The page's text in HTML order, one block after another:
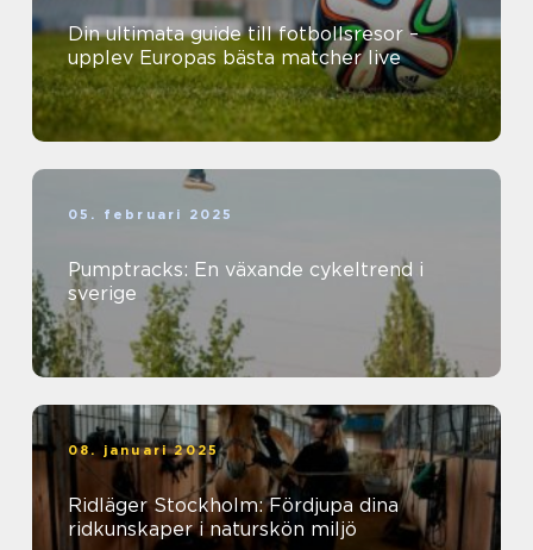
Din ultimata guide till fotbollsresor –
upplev Europas bästa matcher live
05. februari 2025
Pumptracks: En växande cykeltrend i
sverige
08. januari 2025
Ridläger Stockholm: Fördjupa dina
ridkunskaper i naturskön miljö